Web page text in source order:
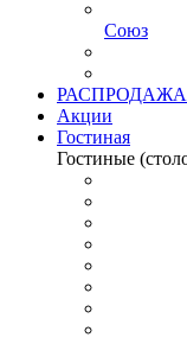
Союз
Акции
Гостиная
Гостиные